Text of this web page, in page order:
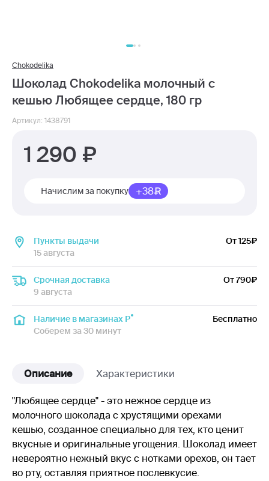
Chokodelika
Шоколад Chokodelika молочный с
кешью Любящее сердце, 180 гр
Артикул: 1438791
1 290
Начислим за покупку +38
Пункты выдачи
15 августа
От 125
Срочная доставка
9 августа
От 790
Наличие в магазинах Р
Соберем за 30 минут
Бесплатно
Описание Характеристики
"Любящее сердце" - это нежное сердце из
молочного шоколада с хрустящими орехами
кешью, созданное специально для тех, кто ценит
вкусные и оригинальные угощения. Шоколад имеет
невероятно нежный вкус с нотками орехов, он тает
во рту, оставляя приятное послевкусие.